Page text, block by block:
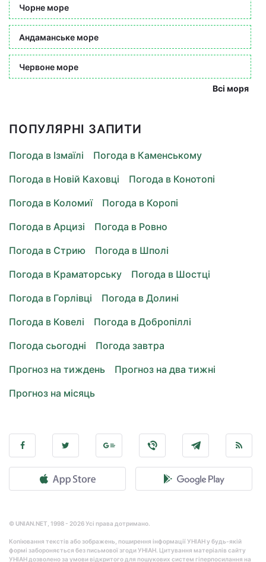
Чорне море
Андаманське море
Червоне море
Всі моря
ПОПУЛЯРНІ ЗАПИТИ
Погода в Ізмаїлі
Погода в Каменському
Погода в Новій Каховці
Погода в Конотопі
Погода в Коломиї
Погода в Коропі
Погода в Арцизі
Погода в Ровно
Погода в Стрию
Погода в Шполі
Погода в Краматорську
Погода в Шостці
Погода в Горлівці
Погода в Долині
Погода в Ковелі
Погода в Добропіллі
Погода сьогодні
Погода завтра
Прогноз на тиждень
Прогноз на два тижні
Прогноз на місяць
© UNIAN.NET, 1998 - 2026 Усі права дотримано.
Копіювання текстів або зображень, поширення інформації УНІАН у будь-якій
формі забороняється без письмової згоди УНІАН. Цитування матеріалів сайту
УНІАН дозволено за умови відкритого для пошукових систем гіперпосилання на